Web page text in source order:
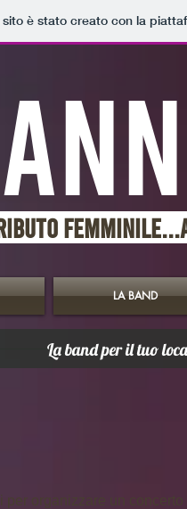
sito è stato creato con la
FEMMINILE...
LA BAND
La bandper il tuo
per organizzare un concerto